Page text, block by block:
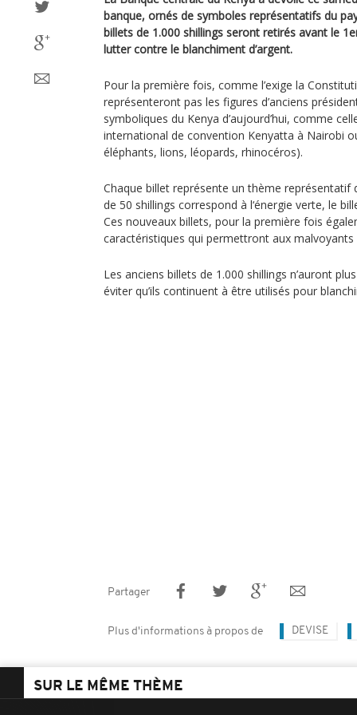
banque, ornés de symboles représentatifs du
billets de 1.000 shillings seront retirés avant le
lutter contre le blanchiment d’argent.
Pour la première fois, comme l’exige la
représenteront pas les figures d’anciens
symboliques du Kenya d’aujourd’hui, comme
international de convention Kenyatta à Nairobi
éléphants, lions, léopards, rhinocéros).
Chaque billet représente un thème représentatif
de 50 shillings correspond à l‘énergie verte, le
Ces nouveaux billets, pour la première fois
caractéristiques qui permettront aux malvoyants
Les anciens billets de 1.000 shillings n’auront
éviter qu’ils continuent à être utilisés pour
Partager
Plus d'informations à propos de DEVISE
SUR LE MÊME THÈME